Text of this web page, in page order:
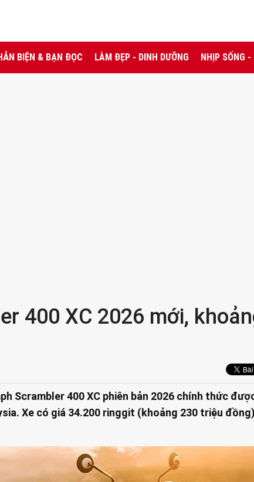
BIỆN & BẠN ĐỌC LÀM ĐẸP - DINH DƯỠNG NHỊP SỐNG
400 XC 2026 mới,
Scrambler 400 XC phiên bản 2026 chính thức
Xe có giá 34.200 ringgit (khoảng 230 triệu